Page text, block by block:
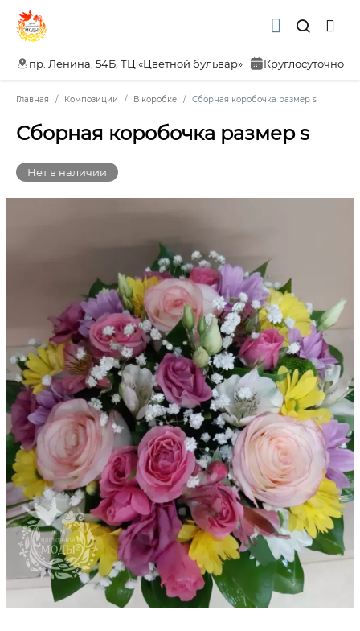
пр. Ленина, 54Б, ТЦ «Цветной бульвар» Круглосуточно
Главная Композиции В коробке Сборная коробочка размер s
Сборная коробочка размер s
Нет в наличии